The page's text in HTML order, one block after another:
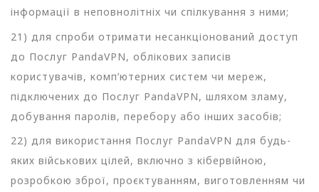
інформації в неповнолітніх чи спілкування з ними;
21) для спроби отримати несанкціонований доступ
до Послуг PandaVPN, облікових записів
користувачів, комп’ютерних систем чи мереж,
підключених до Послуг PandaVPN, шляхом зламу,
добування паролів, перебору або інших засобів;
22) для використання Послуг PandaVPN для будь-
яких військових цілей, включно з кібервійною,
розробкою зброї, проєктуванням, виготовленням чи